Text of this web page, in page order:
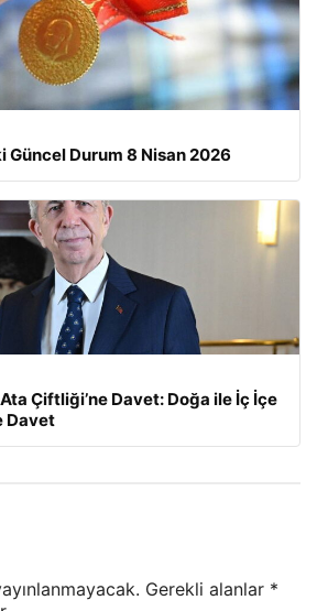
Güncel Durum 8 Nisan 2026
Çiftliği’ne Davet: Doğa ile İç İçe
Davet
Gerekli alanlar *